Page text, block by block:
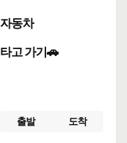
자동차
타고 가기🚗
출발 도착